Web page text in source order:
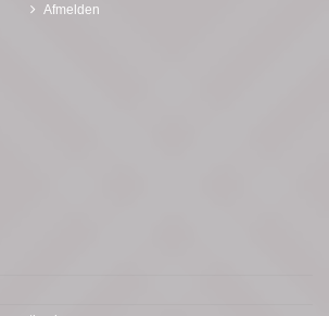
Afmelden